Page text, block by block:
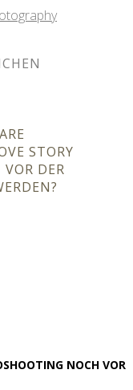
STORY
DER
NOCH VOR